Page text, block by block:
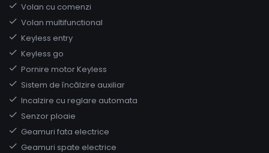
Volan cu comenzi
Volan multifunctional
Keyless entry
Keyless go
Pornire motor Keyless
Sistem de încălzire auxiliar
Incalzire cu reglare automata
Senzor ploaie
Geamuri fata electrice
Geamuri spate electrice